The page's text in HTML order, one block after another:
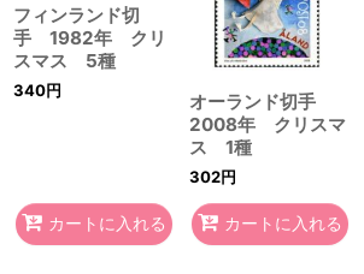
フィンランド切
手 1982年 クリ
スマス 5種
340円
カートに入れる
オーランド切手
2008年 クリスマ
ス 1種
302円
カートに入れる